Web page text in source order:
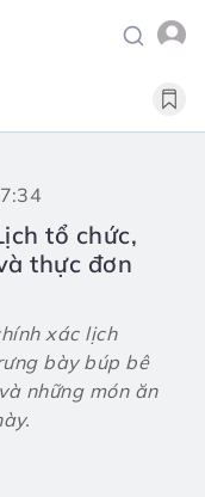
tổ chức,
thực đơn
xác lịch
bày búp bê
những món ăn